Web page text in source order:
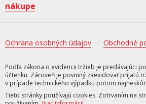
nákupe
Ochrana osobných údajov Obchodné
Podľa zákona o evidencii tržieb je predávajúci
účtenku. Zároveň je povinný zaevidovať prijatú
v prípade technického výpadku potom
Tieto stránky používajú cookies. Zotrvaním na